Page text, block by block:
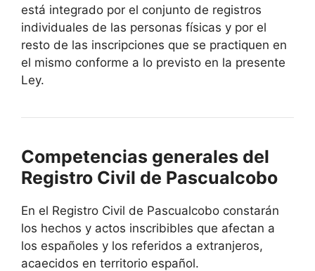
está integrado por el conjunto de registros
individuales de las personas físicas y por el
resto de las inscripciones que se practiquen en
el mismo conforme a lo previsto en la presente
Ley.
Competencias generales del
Registro Civil de Pascualcobo
En el Registro Civil de Pascualcobo constarán
los hechos y actos inscribibles que afectan a
los españoles y los referidos a extranjeros,
acaecidos en territorio español.